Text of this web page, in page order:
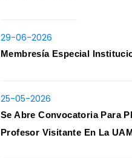
29-06-2026
Membresía Especial
25-05-2026
Se Abre Convocatoria Para
Profesor Visitante En La